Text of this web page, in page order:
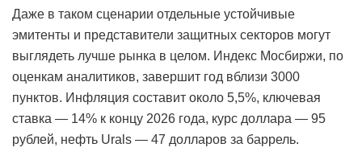
Даже в таком сценарии отдельные устойчивые
эмитенты и представители защитных секторов могут
выглядеть лучше рынка в целом. Индекс Мосбиржи, по
оценкам аналитиков, завершит год вблизи 3000
пунктов. Инфляция составит около 5,5%, ключевая
ставка — 14% к концу 2026 года, курс доллара — 95
рублей, нефть Urals — 47 долларов за баррель.